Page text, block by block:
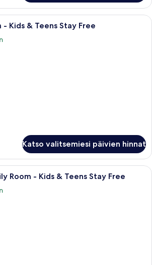
Makuuhuone, jossa on sänky,
- Kids & Teens Stay Free
Katso valitsemiesi päivien hinnat
Hotellihuone, jossa on sänky,
Room - Kids & Teens Stay Free